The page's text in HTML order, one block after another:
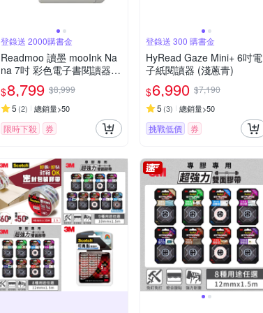
登錄送 2000購書金
Readmoo 讀墨 mooInk Na
na 7吋 彩色電子書閱讀器-
迷月白
$8,799 $8,999
5 (2) 總銷量>50
限時下殺 券
登錄送 300 購書金
HyRead Gaze Mini+ 6吋電
子紙閱讀器 (淺蔥青)
$6,990 $7,190
5 (3) 總銷量>50
挑戰低價 券